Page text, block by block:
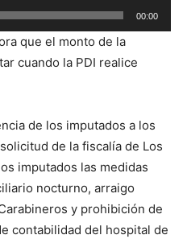
00:00
que el monto de la
cuando la PDI realice
de los imputados a los
de la fiscalía de Los
imputados las medidas
nocturno, arraigo
y prohibición de
contabilidad del hospital de